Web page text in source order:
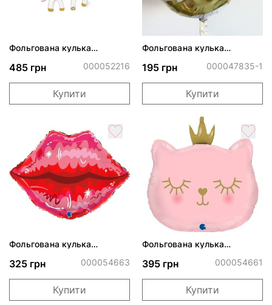
Фольгована кулька
голографія"
485 грн 000052216
Купити
Фольгована кулька
195 грн 000047835-1
Купити
Фольгована кулька
325 грн 000054663
Купити
Фольгована кулька
короною"
395 грн 000054661
Купити